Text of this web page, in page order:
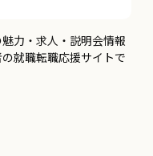
力・求人・説明会情報
就職転職応援サイトで